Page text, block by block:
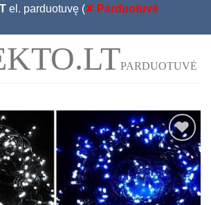
el. parduotuvę (✘ Parduotuvė
PARDUOTUVĖ
Add to
Wishlist